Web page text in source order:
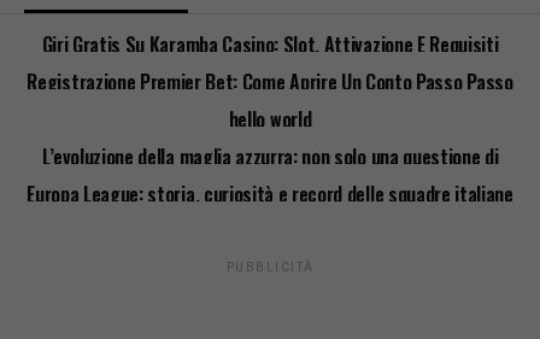
Giri Gratis Su Karamba Casino: Slot, Attivazione E Requisiti
Registrazione Premier Bet: Come Aprire Un Conto Passo Passo
hello world
L’evoluzione della maglia azzurra: non solo una questione di
stile
Europa League: storia, curiosità e record delle squadre italiane
PUBBLICITÀ